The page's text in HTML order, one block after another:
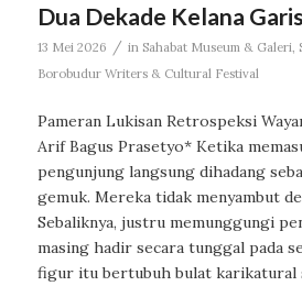
Dua Dekade Kelana Garis
13 Mei 2026 / in Sahabat Museum & Galeri
Borobudur Writers & Cultural Festival
Pameran Lukisan Retrospeksi
Arif Bagus Prasetyo* Ketika
pengunjung langsung dihadang
gemuk. Mereka tidak menyambut
Sebaliknya, justru memunggungi
masing hadir secara tunggal pada
figur itu bertubuh bulat karikatural